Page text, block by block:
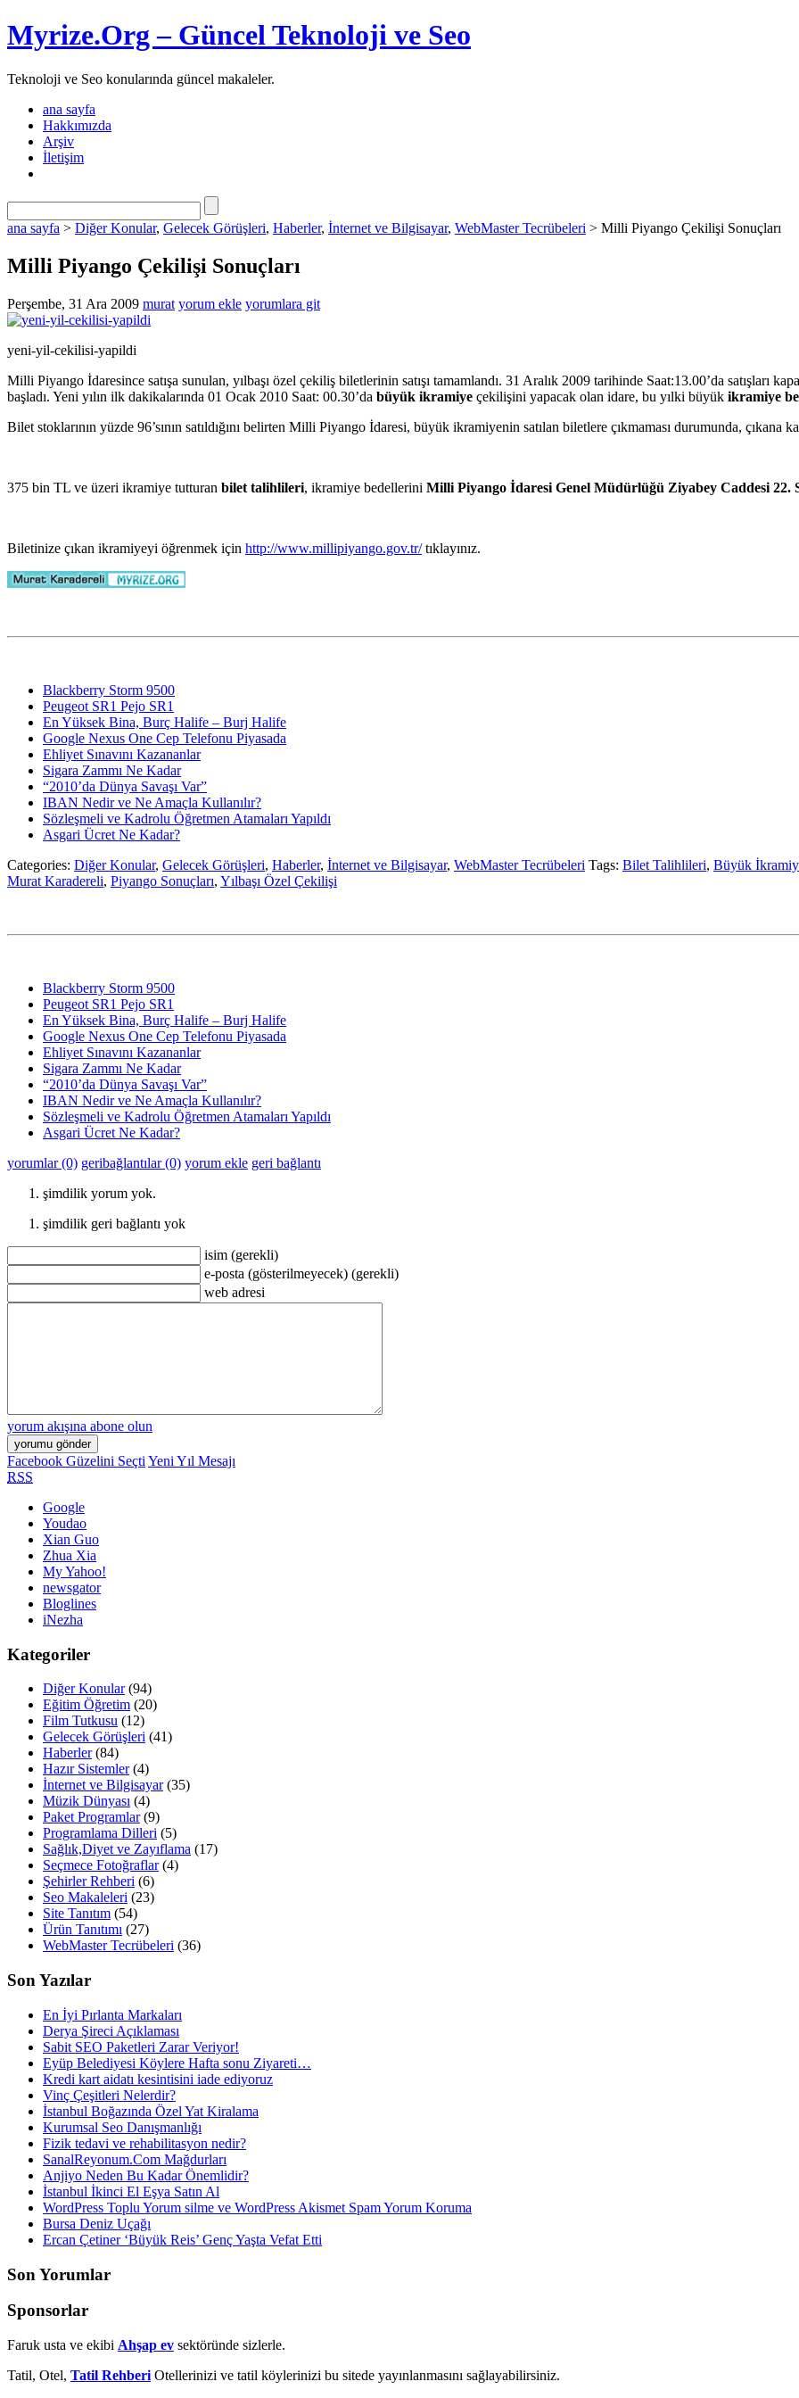
Myrize.Org – Güncel Teknoloji ve Seo
Teknoloji ve Seo konularında güncel makaleler.
ana sayfa
Hakkımızda
Arşiv
İletişim
ana sayfa > Diğer Konular, Gelecek Görüşleri, Haberler, İnternet ve Bilgisayar, WebMaster Tecrübeleri > Milli Piyango Çekilişi Sonuçları
Milli Piyango Çekilişi Sonuçları
Perşembe, 31 Ara 2009 murat yorum ekle yorumlara git
yeni-yil-cekilisi-yapildi
Milli Piyango İdaresince satışa sunulan, yılbaşı özel çekiliş biletlerinin satışı tamamlandı. 31 Aralık 2009 tarihinde Saat:13.00’da satışları
başladı. Yeni yılın ilk dakikalarında 01 Ocak 2010 Saat: 00.30’da büyük ikramiye çekilişini yapacak olan idare, bu yılki büyük ikramiye
Bilet stoklarının yüzde 96’sının satıldığını belirten Milli Piyango İdaresi, büyük ikramiyenin satılan biletlere çıkmaması durumunda,
375 bin TL ve üzeri ikramiye tutturan bilet talihlileri, ikramiye bedellerini Milli Piyango İdaresi Genel Müdürlüğü Ziyabey Caddesi 22.
Biletinize çıkan ikramiyeyi öğrenmek için http://www.millipiyango.gov.tr/tıklayınız.
Blackberry Storm 9500
Peugeot SR1 Pejo SR1
En Yüksek Bina, Burç Halife – Burj Halife
Google Nexus One Cep Telefonu Piyasada
Ehliyet Sınavını Kazananlar
Sigara Zammı Ne Kadar
“2010’da Dünya Savaşı Var”
IBAN Nedir ve Ne Amaçla Kullanılır?
Sözleşmeli ve Kadrolu Öğretmen Atamaları Yapıldı
Asgari Ücret Ne Kadar?
Categories: Diğer Konular, Gelecek Görüşleri, Haberler, İnternet ve Bilgisayar, WebMaster Tecrübeleri Tags: Bilet Talihlileri, Büyük
Murat Karadereli, Piyango Sonuçları, Yılbaşı Özel Çekilişi
Blackberry Storm 9500
Peugeot SR1 Pejo SR1
En Yüksek Bina, Burç Halife – Burj Halife
Google Nexus One Cep Telefonu Piyasada
Ehliyet Sınavını Kazananlar
Sigara Zammı Ne Kadar
“2010’da Dünya Savaşı Var”
IBAN Nedir ve Ne Amaçla Kullanılır?
Sözleşmeli ve Kadrolu Öğretmen Atamaları Yapıldı
Asgari Ücret Ne Kadar?
yorumlar (0) geribağlantılar (0) yorum ekle geri bağlantı
şimdilik yorum yok.
şimdilik geri bağlantı yok
isim (gerekli)
e-posta (gösterilmeyecek) (gerekli)
web adresi
yorum akışına abone olun
Facebook Güzelini Seçti Yeni Yıl Mesajı
RSS
Google
Youdao
Xian Guo
Zhua Xia
My Yahoo!
newsgator
Bloglines
iNezha
Kategoriler
Diğer Konular(94)
Eğitim Öğretim (20)
Film Tutkusu (12)
Gelecek Görüşleri (41)
Haberler(84)
Hazır Sistemler(4)
İnternet ve Bilgisayar(35)
Müzik Dünyası (4)
Paket Programlar(9)
Programlama Dilleri (5)
Sağlık,Diyet ve Zayıflama (17)
Seçmece Fotoğraflar(4)
Şehirler Rehberi (6)
Seo Makaleleri (23)
Site Tanıtım (54)
Ürün Tanıtımı (27)
WebMaster Tecrübeleri (36)
Son Yazılar
En İyi Pırlanta Markaları
Derya Şireci Açıklaması
Sabit SEO Paketleri Zarar Veriyor!
Eyüp Belediyesi Köylere Hafta sonu Ziyareti…
Kredi kart aidatı kesintisini iade ediyoruz
Vinç Çeşitleri Nelerdir?
İstanbul Boğazında Özel Yat Kiralama
Kurumsal Seo Danışmanlığı
Fizik tedavi ve rehabilitasyon nedir?
SanalReyonum.Com Mağdurları
Anjiyo Neden Bu Kadar Önemlidir?
İstanbul İkinci El Eşya Satın Al
WordPress Toplu Yorum silme ve WordPress Akismet Spam Yorum Koruma
Bursa Deniz Uçağı
Ercan Çetiner ‘Büyük Reis’ Genç Yaşta Vefat Etti
Son Yorumlar
Sponsorlar
Faruk usta ve ekibi Ahşap ev sektöründe sizlerle.
Tatil, Otel, Tatil Rehberi Otellerinizi ve tatil köylerinizi bu sitede yayınlanmasını sağlayabilirsiniz.